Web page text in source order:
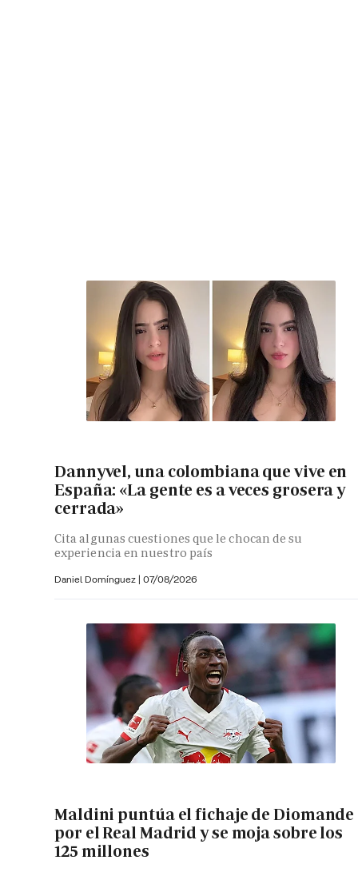
Dannyvel, una colombiana que vive en
España: «La gente es a veces grosera y
cerrada»
Cita algunas cuestiones que le chocan de su
experiencia en nuestro país
Daniel Domínguez | 07/08/2026
Maldini puntúa el fichaje de Diomande
por el Real Madrid y se moja sobre los
125 millones